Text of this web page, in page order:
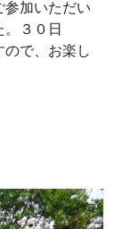
加いただい
３０日
ので、お楽し